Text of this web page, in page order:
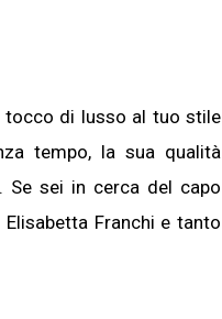
tocco di lusso al tuo stile
tempo, la sua qualità
Se sei in cerca del capo
Franchi e tanto